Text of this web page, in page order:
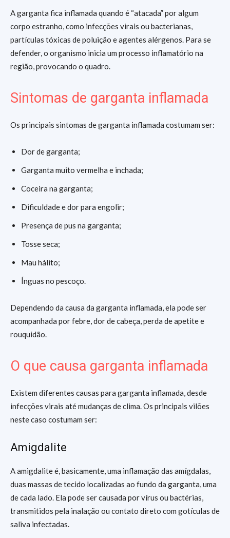
A garganta fica inflamada quando é “atacada” por algum
corpo estranho, como infecções virais ou bacterianas,
partículas tóxicas de poluição e agentes alérgenos. Para se
defender, o organismo inicia um processo inflamatório na
região, provocando o quadro.
Sintomas de garganta inflamada
Os principais sintomas de garganta inflamada costumam ser:
Dor de garganta;
Garganta muito vermelha e inchada;
Coceira na garganta;
Dificuldade e dor para engolir;
Presença de pus na garganta;
Tosse seca;
Mau hálito;
Ínguas no pescoço.
Dependendo da causa da garganta inflamada, ela pode ser
acompanhada por febre, dor de cabeça, perda de apetite e
rouquidão.
O que causa garganta inflamada
Existem diferentes causas para garganta inflamada, desde
infecções virais até mudanças de clima. Os principais vilões
neste caso costumam ser:
Amigdalite
A amigdalite é, basicamente, uma inflamação das amígdalas,
duas massas de tecido localizadas ao fundo da garganta, uma
de cada lado. Ela pode ser causada por vírus ou bactérias,
transmitidos pela inalação ou contato direto com gotículas de
saliva infectadas.